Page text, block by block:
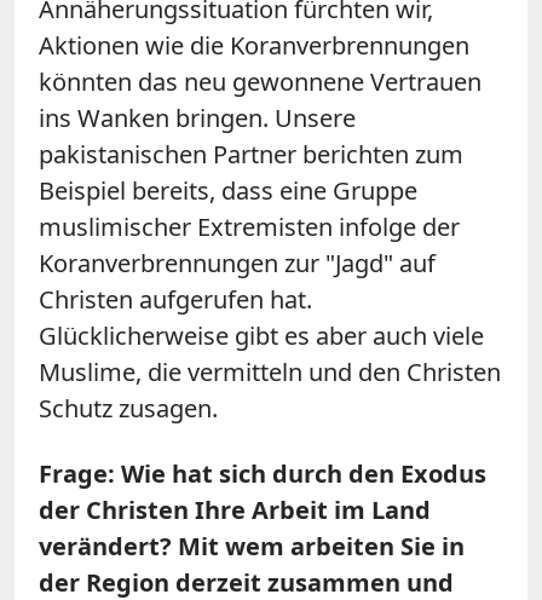
Annäherungssituation fürchten wir,
Aktionen wie die Koranverbrennungen
könnten das neu gewonnene Vertrauen
ins Wanken bringen. Unsere
pakistanischen Partner berichten zum
Beispiel bereits, dass eine Gruppe
muslimischer Extremisten infolge der
Koranverbrennungen zur "Jagd" auf
Christen aufgerufen hat.
Glücklicherweise gibt es aber auch viele
Muslime, die vermitteln und den Christen
Schutz zusagen.
Frage: Wie hat sich durch den Exodus
der Christen Ihre Arbeit im Land
verändert? Mit wem arbeiten Sie in
der Region derzeit zusammen und